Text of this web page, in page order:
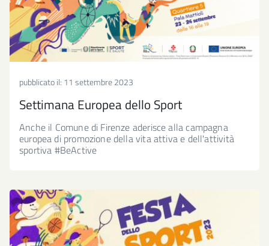
pubblicato il: 11 settembre 2023
Settimana Europea dello Sport
Anche il Comune di Firenze aderisce alla campagna
europea di promozione della vita attiva e dell'attività
sportiva #BeActive